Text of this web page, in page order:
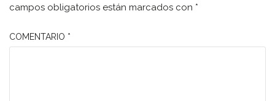
campos obligatorios están marcados con *
COMENTARIO *